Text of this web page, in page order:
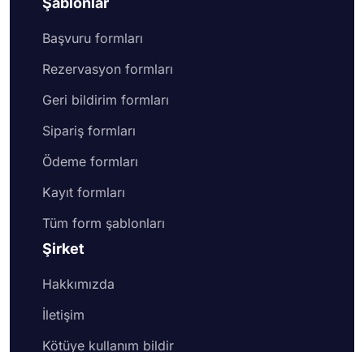
Başvuru formları
Rezervasyon formları
Geri bildirim formları
Sipariş formları
Ödeme formları
Kayıt formları
Tüm form şablonları
Şirket
Hakkımızda
İletişim
Kötüye kullanım bildir